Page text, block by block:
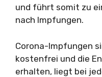
und führt somit zu
nach Impfungen.
Corona-Impfungen
kostenfrei und die
erhalten, liegt bei